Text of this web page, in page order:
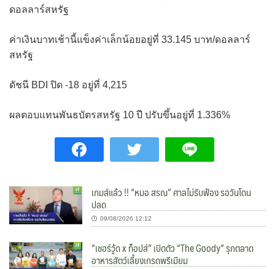
ดอลลาร์สหรัฐ
ค่าเงินบาทเช้านี้แข็งค่าเล็กน้อยอยู่ที่ 33.145 บาท/ดอลลาร์
สหรัฐ
ดัชนี BDI ปิด -18 อยู่ที่ 4,215
ผลตอบแทนพันธบัตรสหรัฐ 10 ปี ปรับขึ้นอยู่ที่ 1.336%
เกมส์แล้ว !! “หมอ สรณ” ศาลไม่รับฟ้อง รอวันโดน
ปลด
09/08/2026 12:12
“เชอร์วู้ด x ท็อปส์” เปิดตัว “The Goody” รุกตลาด
อาหารสัตว์เลี้ยงเกรดพรีเมียม